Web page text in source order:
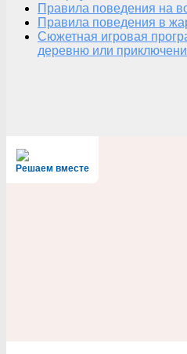
Правила поведения на
Правила поведения в
Сюжетная игровая
деревню или
Решаем вместе